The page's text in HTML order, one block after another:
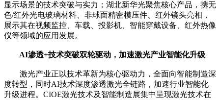
显示场景的技术突破与实力；湖北新华光聚焦核心产品，携无
色/红外光电玻璃材料、非球面精密模压件、红外镜头亮相，
展示其在视频监控、车载、投影机、智能穿戴设备、红外热像
仪等领域的应用发展。
AI渗透+技术突破双轮驱动，加速激光产业智能化升级
激光产业正以技术革新为核心驱动力，全面向智能制造深
度转型，同时AI技术深度渗透激光全链路，加速行业智能化
升级进程。CIOE激光技术及智能制造展集中呈现激光技术在